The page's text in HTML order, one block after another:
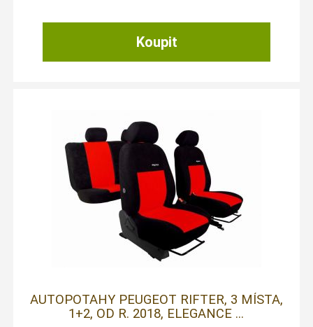
AUTOPOTAHY PEUGEOT RIFTER, 3 MÍSTA,
1+2, OD R. 2018, ELEGANCE ...